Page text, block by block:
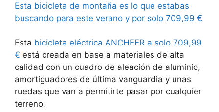
Esta bicicleta de montaña es lo que estabas
buscando para este verano y por solo 709,99 €
Esta bicicleta eléctrica ANCHEER a solo 709,99
€ está creada en base a materiales de alta
calidad con un cuadro de aleación de aluminio,
amortiguadores de última vanguardia y unas
ruedas que van a permitirte pasar por cualquier
terreno.